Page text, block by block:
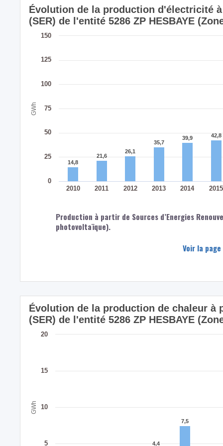
GWh
Évolution de la production d'électricité
(SER) de l'entité 5286 ZP HESBAYE
2010 2011 2012 2013 2014 2015
0
25
50
75
100
125
150
14,8
14,8
21,6
21,6
26,1
26,1
35,7
35,7
39,9
39,9 42,8
42,8
Production à partir de Sources d’Energies
photovoltaïque).
Voir la
GWh
Évolution de la production de chaleur à
(SER) de l'entité 5286 ZP HESBAYE
5
10
15
20
4,4
4,4
7,5
7,5